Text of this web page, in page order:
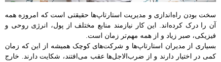
سخت بودن راه‌اندازی و مدیریت استارتاپ‌ها حقیقتی است که امروزه همه
آن را درک کرده‌اند. این کار نیازمند منابع مختلف از پول، انرژی روحی و
فیزیکی، صبر زیاد و از همه مهم‌تر زمان است.
بسیاری از مدیران استارتاپ‌ها و شرکت‌های کوچک همیشه از این که زمان
کمی در اختیار دارند و از ضرب‌الاجل‌ها عقب می‌افتند،‌ شکایت دارند. خارج